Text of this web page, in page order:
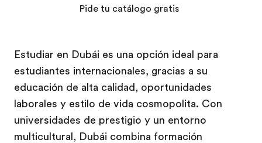
Estudiar en Dubái es una opción ideal para
estudiantes internacionales, gracias a su
educación de alta calidad, oportunidades
laborales y estilo de vida cosmopolita. Con
universidades de prestigio y un entorno
multicultural, Dubái combina formación
Pide tu catálogo gratis